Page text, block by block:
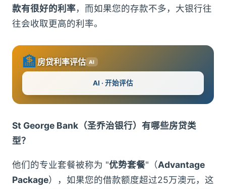
款有很好的利率，而如果您的存款不多，大银行往
往会收取更高的利率。
🏦房贷利率评估 AI
AI · 开始评估
St George Bank（圣乔治银行） 有哪些房贷类
型？
他们的专业套餐被称为 "优势套餐"（Advantage
Package），如果您的借款额度超过25万澳元，这